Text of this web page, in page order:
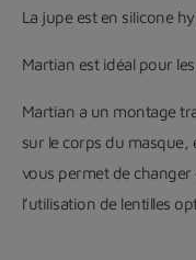
La jupe est en silicone
Martian est idéal pour
Martian a un montage
sur le corps du masque,
vous permet de
l’utilisation de lentilles